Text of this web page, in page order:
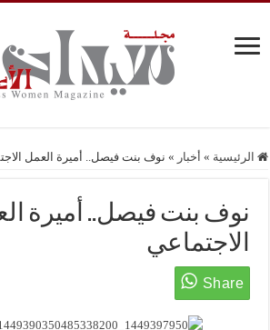
الرئيسية » أخبار » نوف بنت فيصل.. أميرة العمل
نوف بنت فيصل.. أميرة
الاجتماعي